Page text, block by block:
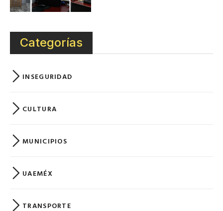
Categorías
INSEGURIDAD
CULTURA
MUNICIPIOS
UAEMÉX
TRANSPORTE